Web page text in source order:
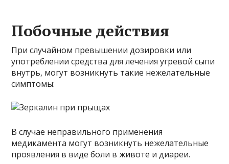
Побочные действия
При случайном превышении дозировки или
употреблении средства для лечения угревой сыпи
внутрь, могут возникнуть такие нежелательные
симптомы:
В случае неправильного применения
медикамента могут возникнуть нежелательные
проявления в виде боли в животе и диареи.